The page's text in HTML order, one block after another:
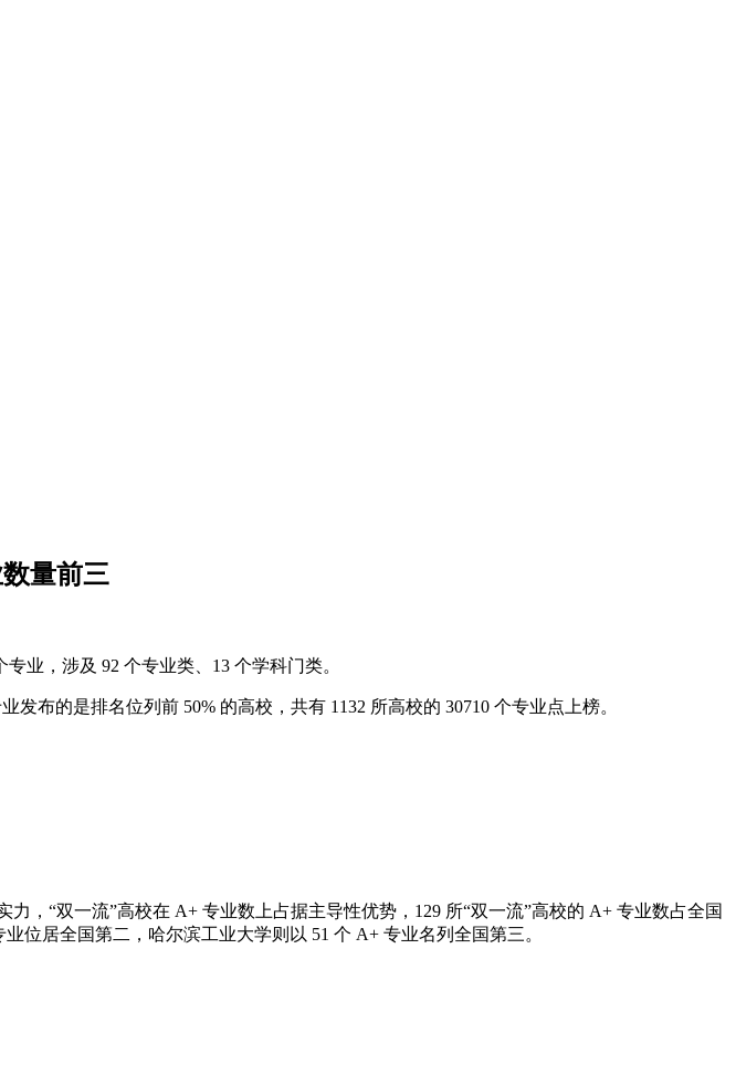
量前三
业，涉及 92 个专业类、13 个学科门类。
布的是排名位列前 50% 的高校，共有 1132 所高校的 30710 个专业点上榜。
，“双一流”高校在 A+ 专业数上占据主导性优势，129 所“双一流”高校的 A+ 专业数占全国
位居全国第二，哈尔滨工业大学则以 51 个 A+ 专业名列全国第三。